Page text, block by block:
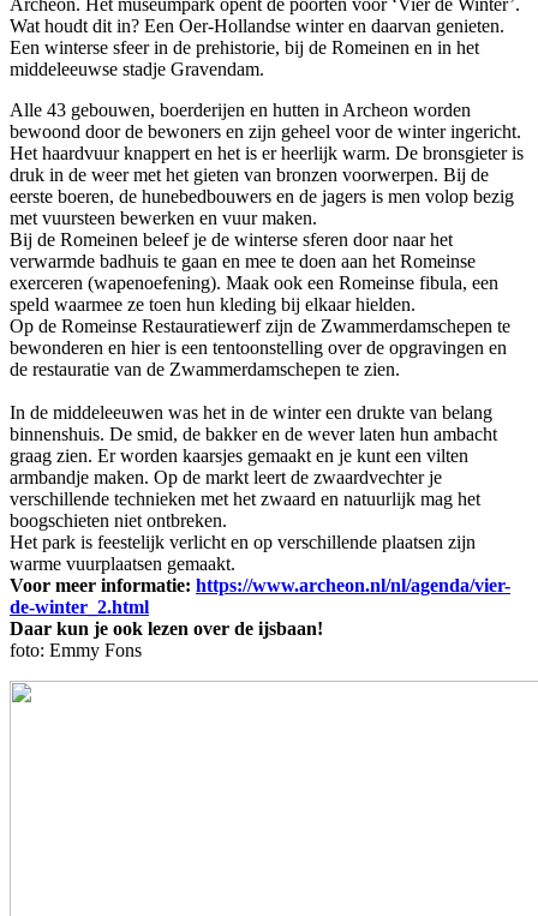
Wat houdt dit in? Een Oer-Hollandse winter en daarvan genieten.
Een winterse sfeer in de prehistorie, bij de Romeinen en in het
middeleeuwse stadje Gravendam.
Alle 43 gebouwen, boerderijen en hutten in Archeon worden
bewoond door de bewoners en zijn geheel voor de winter ingericht.
Het haardvuur knappert en het is er heerlijk warm. De bronsgieter is
druk in de weer met het gieten van bronzen voorwerpen. Bij de
eerste boeren, de hunebedbouwers en de jagers is men volop bezig
met vuursteen bewerken en vuur maken.
Bij de Romeinen beleef je de winterse sferen door naar het
verwarmde badhuis te gaan en mee te doen aan het Romeinse
exerceren (wapenoefening). Maak ook een Romeinse fibula, een
speld waarmee ze toen hun kleding bij elkaar hielden.
Op de Romeinse Restauratiewerf zijn de Zwammerdamschepen te
bewonderen en hier is een tentoonstelling over de opgravingen en
de restauratie van de Zwammerdamschepen te zien.
In de middeleeuwen was het in de winter een drukte van belang
binnenshuis. De smid, de bakker en de wever laten hun ambacht
graag zien. Er worden kaarsjes gemaakt en je kunt een vilten
armbandje maken. Op de markt leert de zwaardvechter je
verschillende technieken met het zwaard en natuurlijk mag het
boogschieten niet ontbreken.
Het park is feestelijk verlicht en op verschillende plaatsen zijn
warme vuurplaatsen gemaakt.
Voor meer informatie: https://www.archeon.nl/nl/agenda/vier-
de-winter_2.html
Daar kun je ook lezen over de ijsbaan!
foto: Emmy Fons